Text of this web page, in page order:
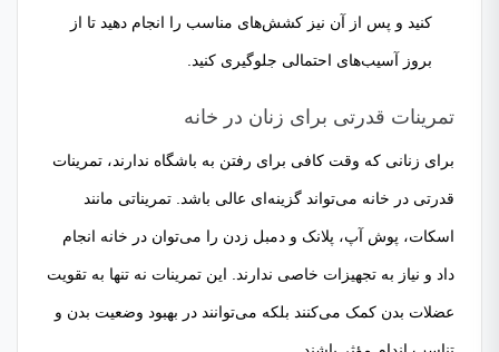
کنید و پس از آن نیز کشش‌های مناسب را انجام دهید تا از
بروز آسیب‌های احتمالی جلوگیری کنید.
تمرینات قدرتی برای زنان در خانه
برای زنانی که وقت کافی برای رفتن به باشگاه ندارند، تمرینات
قدرتی در خانه می‌تواند گزینه‌ای عالی باشد. تمریناتی مانند
اسکات، پوش آپ، پلانک و دمبل زدن را می‌توان در خانه انجام
داد و نیاز به تجهیزات خاصی ندارند. این تمرینات نه تنها به تقویت
عضلات بدن کمک می‌کنند بلکه می‌توانند در بهبود وضعیت بدن و